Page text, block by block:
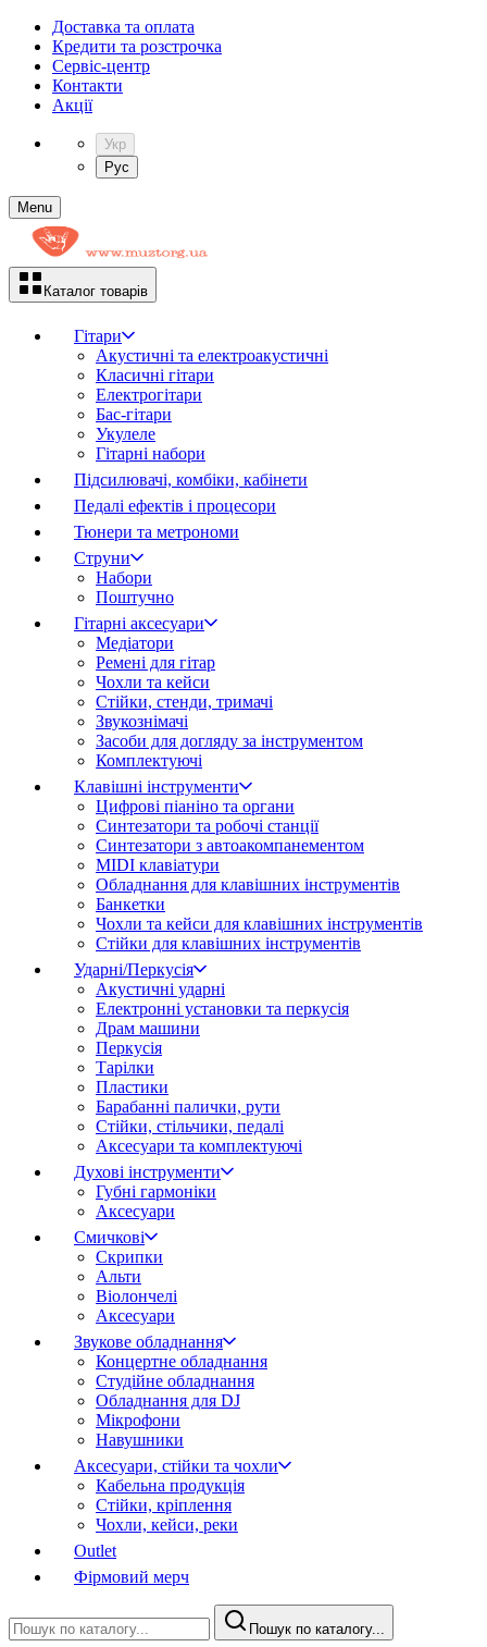
Доставка та оплата
Кредити та розстрочка
Сервіc-центр
Контакти
Акції
Укр
Рус
Menu
Каталог товарів
Гітари
Акустичні та електроакустичні
Класичні гітари
Електрогітари
Бас-гітари
Укулеле
Гітарні набори
Підсилювачі, комбіки, кабінети
Педалі ефектів і процесори
Тюнери та метрономи
Струни
Набори
Поштучно
Гітарні аксесуари
Медіатори
Ремені для гітар
Чохли та кейси
Стійки, стенди, тримачі
Звукознімачі
Засоби для догляду за інструментом
Комплектуючі
Клавішні інструменти
Цифрові піаніно та органи
Синтезатори та робочі станції
Синтезатори з автоакомпанементом
MIDI клавіатури
Обладнання для клавішних інструментів
Банкетки
Чохли та кейси для клавішних інструментів
Стійки для клавішних інструментів
Ударні/Перкусія
Акустичні ударні
Електронні установки та перкусія
Драм машини
Перкусія
Тарілки
Пластики
Барабанні палички, рути
Стійки, стільчики, педалі
Аксесуари та комплектуючі
Духові інструменти
Губні гармоніки
Аксесуари
Смичкові
Скрипки
Альти
Віолончелі
Аксесуари
Звукове обладнання
Концертне обладнання
Студійне обладнання
Обладнання для DJ
Мікрофони
Навушники
Аксесуари, стійки та чохли
Кабельна продукція
Стійки, кріплення
Чохли, кейси, реки
Outlet
Фірмовий мерч
Пошук по каталогу...